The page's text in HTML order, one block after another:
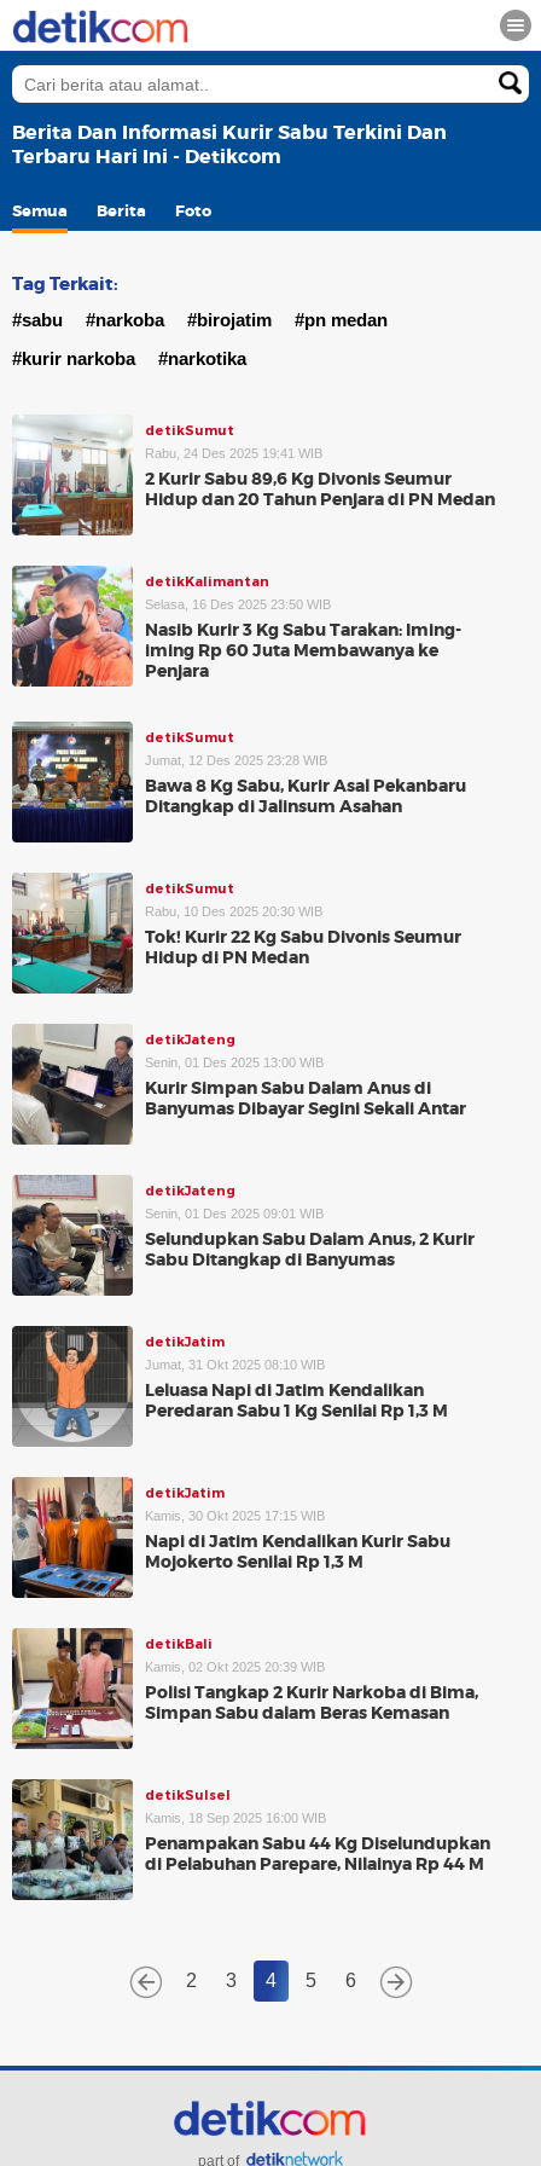
Berita Dan Informasi Kurir Sabu Terkini Dan
Terbaru Hari Ini - Detikcom
Semua Berita Foto
Tag Terkait:
#sabu #narkoba #birojatim
#pn medan
#kurir narkoba
#narkotika
detikSumut
Rabu, 24 Des 2025 19:41 WIB
2 Kurir Sabu 89,6 Kg Divonis Seumur
Hidup dan 20 Tahun Penjara di PN Medan
detikKalimantan
Selasa, 16 Des 2025 23:50 WIB
Nasib Kurir 3 Kg Sabu Tarakan: Iming-
iming Rp 60 Juta Membawanya ke
Penjara
detikSumut
Jumat, 12 Des 2025 23:28 WIB
Bawa 8 Kg Sabu, Kurir Asal Pekanbaru
Ditangkap di Jalinsum Asahan
detikSumut
Rabu, 10 Des 2025 20:30 WIB
Tok! Kurir 22 Kg Sabu Divonis Seumur
Hidup di PN Medan
detikJateng
Senin, 01 Des 2025 13:00 WIB
Kurir Simpan Sabu Dalam Anus di
Banyumas Dibayar Segini Sekali Antar
detikJateng
Senin, 01 Des 2025 09:01 WIB
Selundupkan Sabu Dalam Anus, 2 Kurir
Sabu Ditangkap di Banyumas
detikJatim
Jumat, 31 Okt 2025 08:10 WIB
Leluasa Napi di Jatim Kendalikan
Peredaran Sabu 1 Kg Senilai Rp 1,3 M
detikJatim
Kamis, 30 Okt 2025 17:15 WIB
Napi di Jatim Kendalikan Kurir Sabu
Mojokerto Senilai Rp 1,3 M
detikBali
Kamis, 02 Okt 2025 20:39 WIB
Polisi Tangkap 2 Kurir Narkoba di Bima,
Simpan Sabu dalam Beras Kemasan
detikSulsel
Kamis, 18 Sep 2025 16:00 WIB
Penampakan Sabu 44 Kg Diselundupkan
di Pelabuhan Parepare, Nilainya Rp 44 M
2 3 4 5 6
part of